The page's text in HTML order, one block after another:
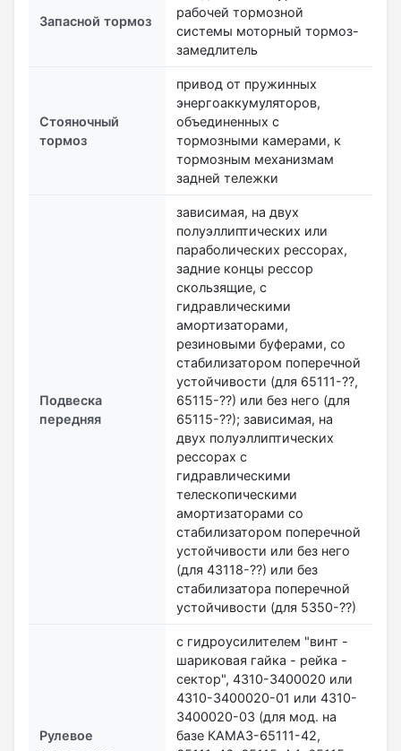
Запасной тормоз
рабочей тормозной
системы моторный тормоз-
замедлитель
Стояночный
тормоз
привод от пружинных
энергоаккумуляторов,
объединенных с
тормозными камерами, к
тормозным механизмам
задней тележки
Подвеска
передняя
зависимая, на двух
полуэллиптических или
параболических рессорах,
задние концы рессор
скользящие, с
гидравлическими
амортизаторами,
резиновыми буферами, со
стабилизатором поперечной
устойчивости (для 65111-??,
65115-??) или без него (для
65115-??); зависимая, на
двух полуэллиптических
рессорах с
гидравлическими
телескопическими
амортизаторами со
стабилизатором поперечной
устойчивости или без него
(для 43118-??) или без
стабилизатора поперечной
устойчивости (для 5350-??)
Рулевое
с гидроусилителем "винт -
шариковая гайка - рейка -
сектор", 4310-3400020 или
4310-3400020-01 или 4310-
3400020-03 (для мод. на
базе КАМАЗ-65111-42,